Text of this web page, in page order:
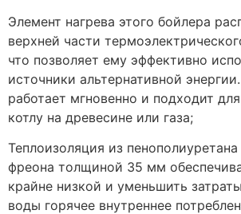
Элемент нагрева этого бойлера
верхней части
что позволяет ему эффективно
источники альтернативной
работает мгновенно и подходит
котлу на древесине или газа;
Теплоизоляция из
фреона толщиной 35 мм
крайне низкой и уменьшить
воды горячее внутреннее